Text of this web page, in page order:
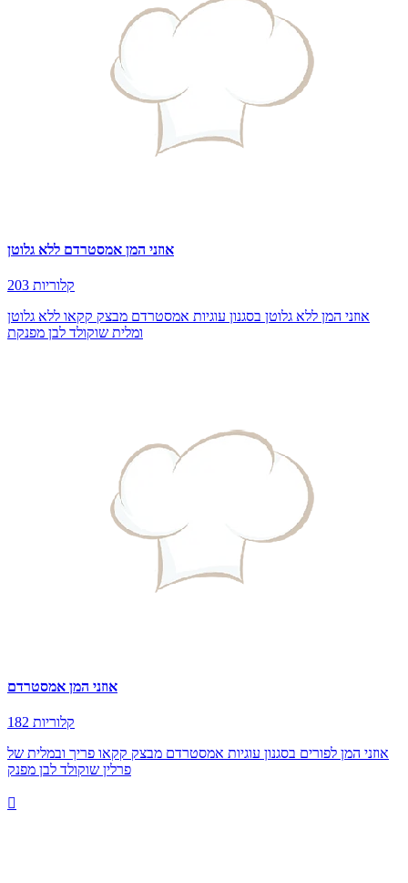
אוזני המן אמסטרדם ללא גלוטן
203 קלוריות
אוזני המן ללא גלוטן בסגנון עוגיות אמסטרדם מבצק קקאו ללא גלוטן
ומלית שוקולד לבן מפנקת
אוזני המן אמסטרדם
182 קלוריות
אוזני המן לפורים בסגנון עוגיות אמסטרדם מבצק קקאו פריך ובמלית של
פרלין שוקולד לבן מפנק
